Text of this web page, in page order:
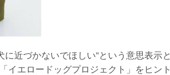
に近づかないでほしい”という意思表示と
イエロードッグプロジェクト」をヒント